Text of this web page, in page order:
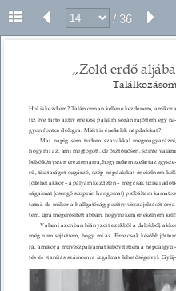
/ 36
„Zöld erdő
Hol is kezdjem? Talán onnan kellene kezdenem, amikor a
tíz éve tartó aktív énekesi pályám során rájöttem egy na-
gyon fontos dologra. Miért is énekelek népdalokat?
Mai napig sem tudom szavakkal
hogy mi az, ami megfogott, de ösztönösen, szinte valami
belső kényszert éreztem arra, hogy nekem ezeket az egysze-
rű, tisztaságot sugárzó, szép népdalokat énekelnem kell.
Jóllehet akkor – a pályám kezdetén – még csak ﬁzikai adott-
ságaimat (csengő szoprán hangomat) próbáltam kamatoz-
tatni, de mikor a hallgatóság pozitív visszajelzését érez-
tem, újra megerősített abban, hogy nekem énekelnem kell!
Valami azonban hiányzott ezekből a dalokból,
még nem sejtettem, hogy mi az. Erre csak később jöttem
rá, amikor a művészpályámat kibővítettem a népdalgyűj-
tés és -tanítás számomra izgalmas lehetőségeivel. Gyűj-